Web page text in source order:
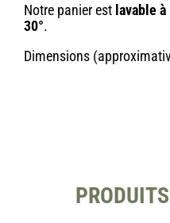
Notre panier est lavable à
30°.
Dimensions